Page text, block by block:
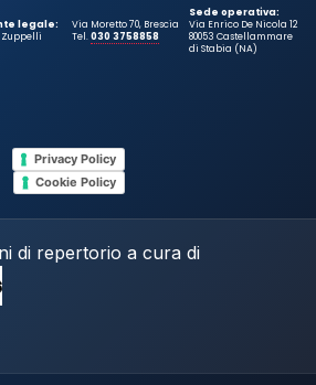
legale:
Zuppelli
Via Moretto 70, Brescia
Tel.030 3758858
Sede operativa:
Via Enrico De Nicola 12
80053 Castellammare
di Stabia (NA)
Privacy Policy
Cookie Policy
di repertorio a cura di